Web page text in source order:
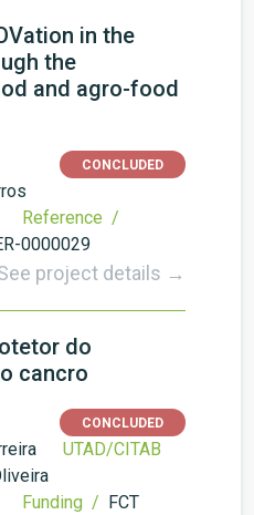
in the
the
and agro-food
CONCLUDED
Reference /
0000029
project details →
do
cancro
CONCLUDED
UTAD/CITAB
Funding / FCT